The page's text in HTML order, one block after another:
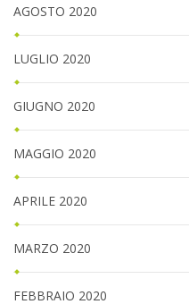
AGOSTO 2020
LUGLIO 2020
GIUGNO 2020
MAGGIO 2020
APRILE 2020
MARZO 2020
FEBBRAIO 2020